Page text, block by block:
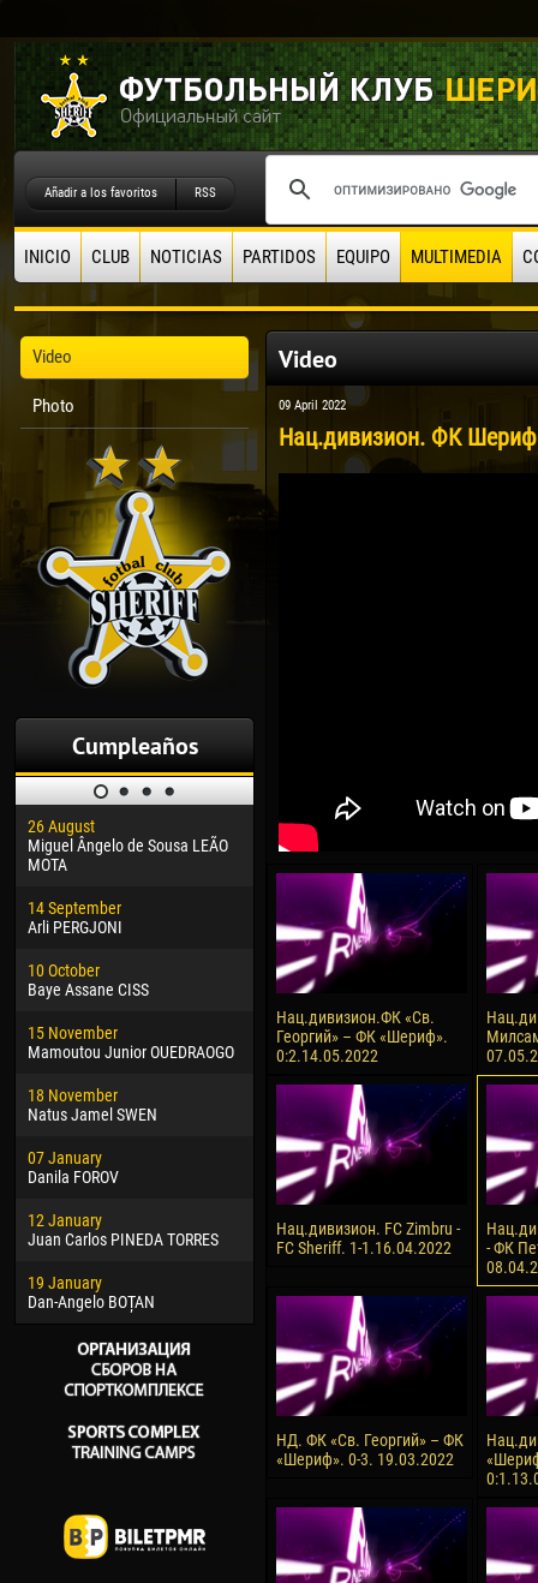
Añadir a los favoritos RSS
INICIO CLUB NOTICIAS PARTIDOS EQUIPO MULTIMEDIA
Video
Photo
Cumpleaños
26 August
Miguel Ângelo de Sousa LEÃO
MOTA
14 September
Arli PERGJONI
10 October
Baye Assane CISS
15 November
Mamoutou Junior OUEDRAOGO
18 November
Natus Jamel SWEN
07 January
Danila FOROV
12 January
Juan Carlos PINEDA TORRES
19 January
Dan-Angelo BOȚAN
30 January
Dhoraso Moreo KLAS
24 February
Vladislav COSTIN
02 March
Veaceslav COZMA
09 March
Emmanuel AFETSE
Jayder Moreno ASPRILLA
22 March
Samba KONÉ
26 March
Vitor Hugo Morais de OLIVEIRA
04
13
15
24
28
10
15
17
Jair
Video
09 April 2022
Нац.дивизион. ФК
Нац.дивизион.ФК «Св.
Георгий» – ФК «Шериф».
0:2.14.05.2022
Нац.дивизион. FC Zimbru -
FC Sheriff. 1-1.16.04.2022
- ФК
НД. ФК «Св. Георгий» – ФК
«Шериф». 0-3. 19.03.2022